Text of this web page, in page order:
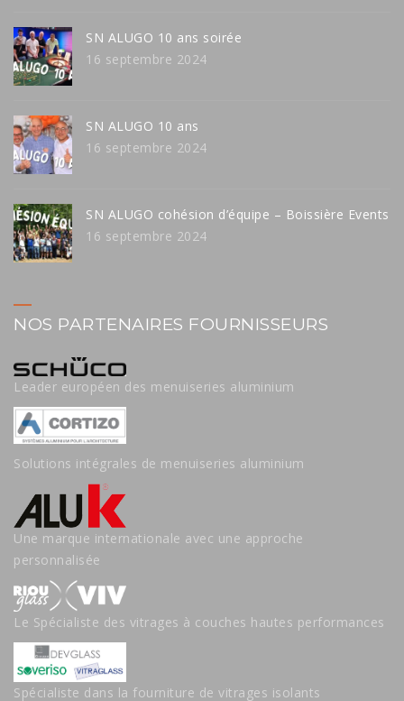
SN ALUGO 10 ans soirée
16 septembre 2024
SN ALUGO 10 ans
16 septembre 2024
SN ALUGO cohésion d’équipe – Boissière Events
16 septembre 2024
NOS PARTENAIRES FOURNISSEURS
Leader européen des menuiseries aluminium
Solutions intégrales de menuiseries aluminium
Une marque internationale avec une approche
personnalisée
Le Spécialiste des vitrages à couches hautes performances
Spécialiste dans la fourniture de vitrages isolants